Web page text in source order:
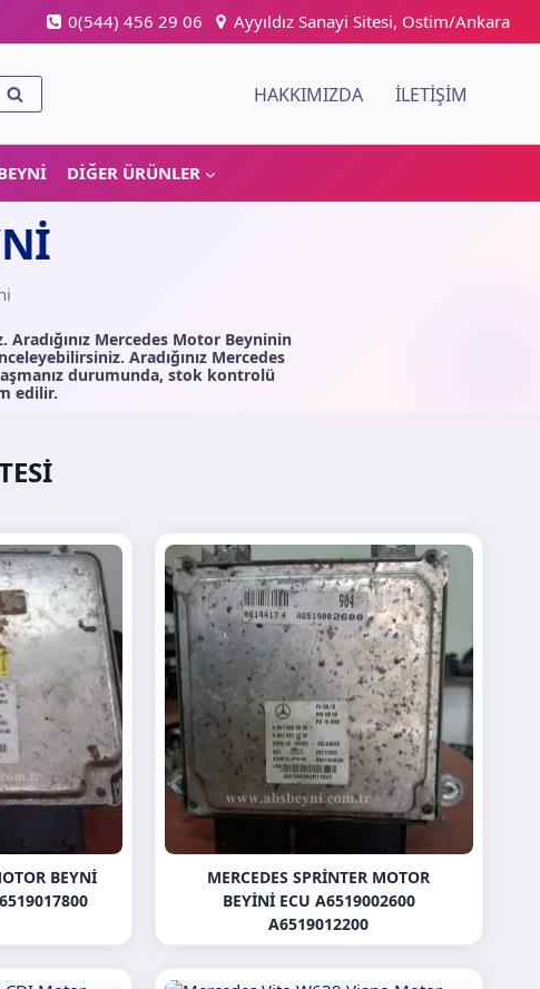
0(544) 456 29 06 Ayyıldız Sanayi Sitesi, Ostim/Ankara
ARA HAKKIMIZDA İLETIŞIM
DIĞER ÜRÜNLER
Mercedes Motor Beyninin
Aradığınız Mercedes
durumunda, stok kontrolü
edilir.
BEYNI
MERCEDES SPRINTER MOTOR
BEYINI ECU A6519002600
A6519012200